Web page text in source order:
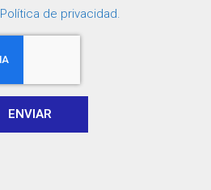
Política de privacidad.
ENVIAR